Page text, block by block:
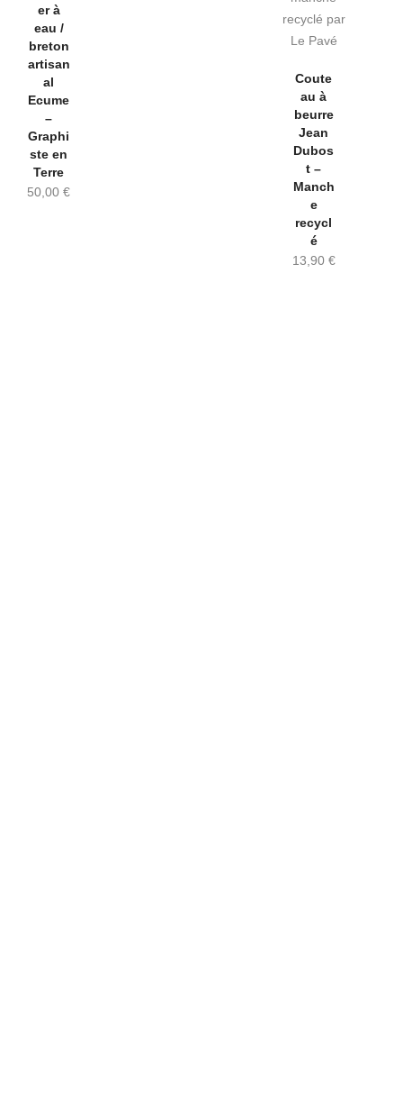
er à
eau /
breton
artisan
al
Ecume
–
Graphi
ste en
Terre
50,00€
Coute
au à
beurre
Jean
Dubos
t –
Manch
e
recycl
é
13,90 €